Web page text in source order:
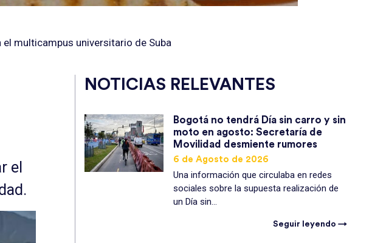
el multicampus universitario de Suba
el
NOTICIAS RELEVANTES
Bogotá no tendrá Día sin carro y sin
moto en agosto: Secretaría de
Movilidad desmiente rumores
6 de Agosto de 2026
Una información que circulaba en redes
sociales sobre la supuesta realización de
un Día sin...
Seguir leyendo →